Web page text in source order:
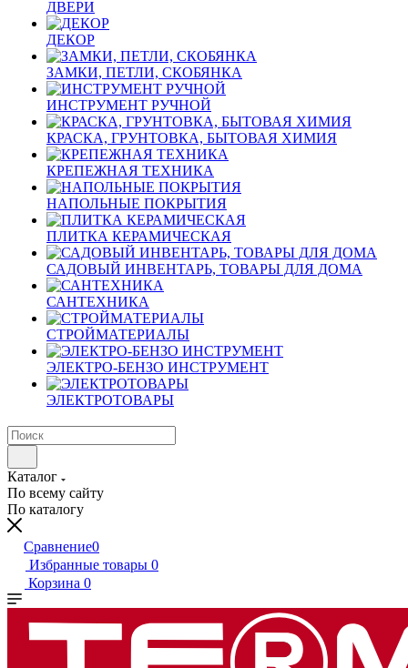
ДВЕРИ
ДЕКОР
ЗАМКИ, ПЕТЛИ, СКОБЯНКА
ИНСТРУМЕНТ РУЧНОЙ
КРАСКА, ГРУНТОВКА, БЫТОВАЯ ХИМИЯ
КРЕПЕЖНАЯ ТЕХНИКА
НАПОЛЬНЫЕ ПОКРЫТИЯ
ПЛИТКА КЕРАМИЧЕСКАЯ
САДОВЫЙ ИНВЕНТАРЬ, ТОВАРЫ ДЛЯ ДОМА
САНТЕХНИКА
СТРОЙМАТЕРИАЛЫ
ЭЛЕКТРО-БЕНЗО ИНСТРУМЕНТ
ЭЛЕКТРОТОВАРЫ
Каталог
По всему сайту
По каталогу
Сравнение0
Избранные товары 0
Корзина 0